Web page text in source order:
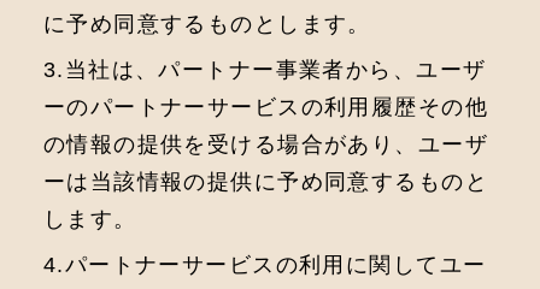
に予め同意するものとします。
3.当社は、パートナー事業者から、ユーザ
ーのパートナーサービスの利⽤履歴その他
の情報の提供を受ける場合があり、ユーザ
ーは当該情報の提供に予め同意するものと
します。
4.パートナーサービスの利⽤に関してユー